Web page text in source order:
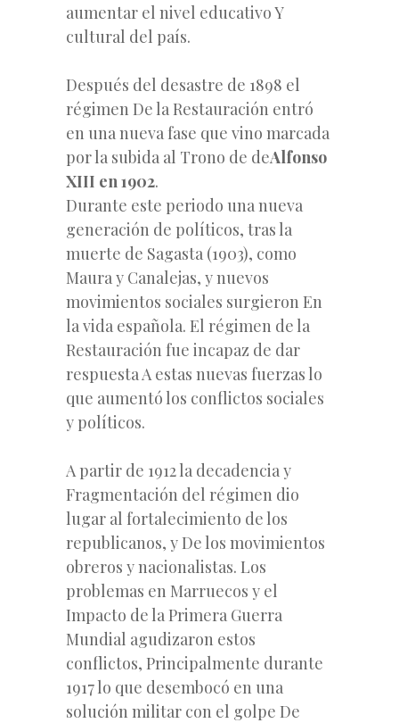
aumentar el nivel educativo Y
cultural del país.
Después del desastre de 1898 el
régimen De la Restauración entró
en una nueva fase que vino marcada
por la subida al Trono de deAlfonso
XIII en 1902.
Durante este periodo una nueva
generación de políticos, tras la
muerte de Sagasta (1903), como
Maura y Canalejas, y nuevos
movimientos sociales surgieron En
la vida española. El régimen de la
Restauración fue incapaz de dar
respuesta A estas nuevas fuerzas lo
que aumentó los conflictos sociales
y políticos.
A partir de 1912 la decadencia y
Fragmentación del régimen dio
lugar al fortalecimiento de los
republicanos, y De los movimientos
obreros y nacionalistas. Los
problemas en Marruecos y el
Impacto de la Primera Guerra
Mundial agudizaron estos
conflictos, Principalmente durante
1917 lo que desembocó en una
solución militar con el golpe De